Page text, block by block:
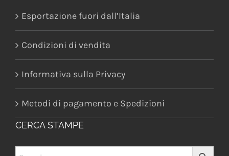
Esportazione fuori dall’Italia
Condizioni di vendita
Informativa sulla Privacy
Metodi di pagamento e Spedizioni
CERCA STAMPE